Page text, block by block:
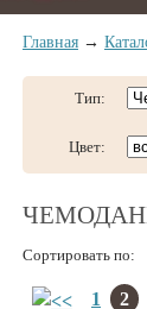
Главная →
Тип:
Цвет:
Сортировать по:
1 2